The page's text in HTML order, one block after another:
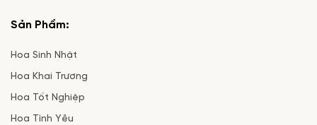
Sản Phẩm:
Hoa Sinh Nhật
Hoa Khai Trương
Hoa Tốt Nghiệp
Hoa Tình Yêu